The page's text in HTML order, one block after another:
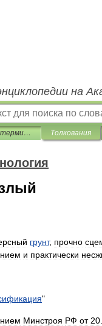
на
Официальная терминология Толкования
грунт, прочно
и практически
"
Минстроя РФ от 20